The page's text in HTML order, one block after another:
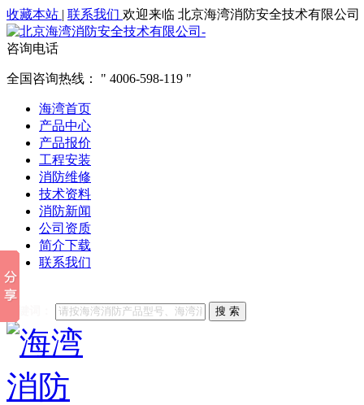
收藏本站 | 联系我们 欢迎来临 北京海湾消防安全技术有限公司
咨询电话
全国咨询热线： 4006-598-119
海湾首页
产品中心
产品报价
工程安装
消防维修
技术资料
消防新闻
公司资质
简介下载
联系我们
他们都在搜索:
搜 索